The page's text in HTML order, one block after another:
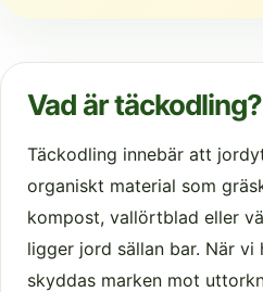
Vad är täckodling?
Täckodling innebär att
organiskt material som
kompost, vallörtblad eller
ligger jord sällan bar. När vi
skyddas marken mot